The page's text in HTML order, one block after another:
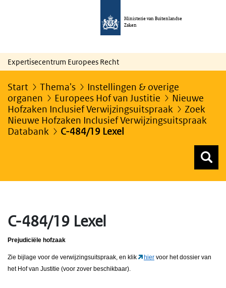
Ministerie van Buitenlandse
Zaken
Expertisecentrum Europees Recht
Start Thema's
Instellingen & overige
organen
Europees Hof van Justitie
Nieuwe
Hofzaken Inclusief Verwijzingsuitspraak
Zoek
Nieuwe Hofzaken Inclusief Verwijzingsuitspraak
Databank
C-484/19 Lexel
C-484/19 Lexel
Prejudiciële hofzaak
Zie bijlage voor de verwijzingsuitspraak, en klik hier voor het dossier van
het Hof van Justitie (voor zover beschikbaar).